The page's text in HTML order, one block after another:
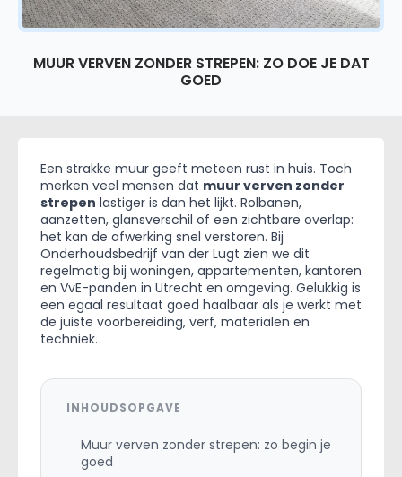
MUUR VERVEN ZONDER STREPEN: ZO DOE JE DAT
GOED
Een strakke muur geeft meteen rust in huis. Toch
merken veel mensen dat muur verven zonder
strepen lastiger is dan het lijkt. Rolbanen,
aanzetten, glansverschil of een zichtbare overlap:
het kan de afwerking snel verstoren. Bij
Onderhoudsbedrijf van der Lugt zien we dit
regelmatig bij woningen, appartementen, kantoren
en VvE-panden in Utrecht en omgeving. Gelukkig is
een egaal resultaat goed haalbaar als je werkt met
de juiste voorbereiding, verf, materialen en
techniek.
INHOUDSOPGAVE
Muur verven zonder strepen: zo begin je
goed